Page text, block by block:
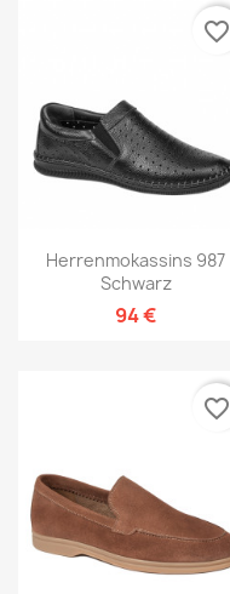
Herrenmokassins 987
Schwarz
94 €
favorite_border
favorite_border